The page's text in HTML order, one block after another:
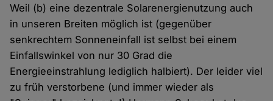
Weil (b) eine dezentrale Solarenergienutzung auch
in unseren Breiten möglich ist (gegenüber
senkrechtem Sonneneinfall ist selbst bei einem
Einfallswinkel von nur 30 Grad die
Energieeinstrahlung lediglich halbiert). Der leider viel
zu früh verstorbene (und immer wieder als